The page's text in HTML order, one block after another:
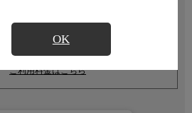
OK
、オプションチャンネル(有料)のご契約が
ご利用料金はこちら